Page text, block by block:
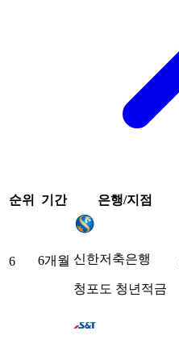
순위 기간 은행/지점
6 6개월 신한저축은행
청포도 청년적금